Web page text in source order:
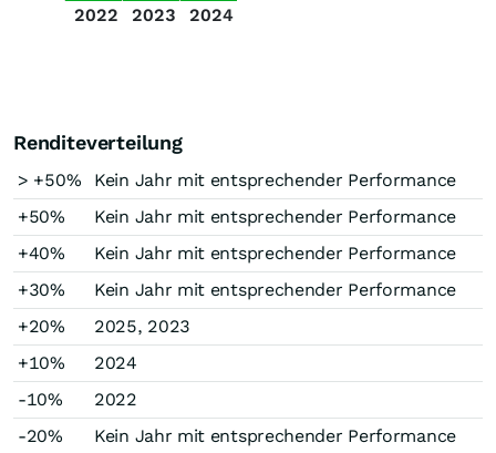
2022
2023 2024
Renditeverteilung
> +50%
Kein Jahr mit entsprechender Performance
+50%
Kein Jahr mit entsprechender Performance
+40%
Kein Jahr mit entsprechender Performance
+30%
Kein Jahr mit entsprechender Performance
+20%
2025, 2023
+10%
2024
-10%
2022
-20%
Kein Jahr mit entsprechender Performance